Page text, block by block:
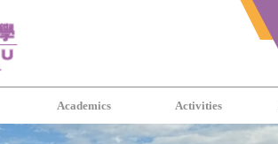
Academics Activities